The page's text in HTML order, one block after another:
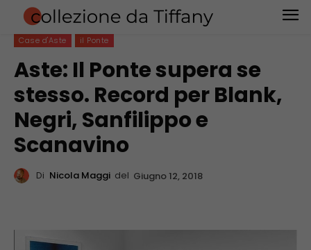
Case d'Aste il Ponte
Aste: Il Ponte supera se
stesso. Record per Blank,
Negri, Sanfilippo e
Scanavino
Di Nicola Maggi del Giugno 12, 2018